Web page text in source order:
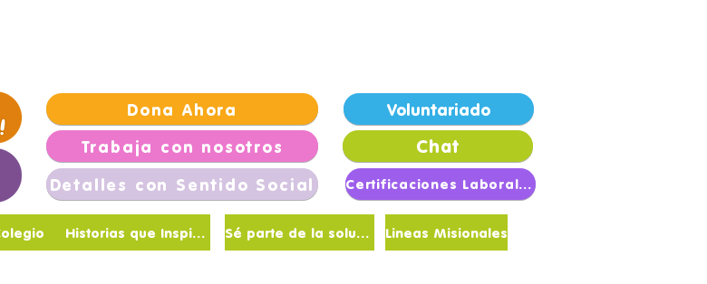
Dona Ahora
Trabaja con nosotros
Detalles con Sentido Social
Voluntariado
Chat
Certificaciones Laborales
Sé parte de la solución Lineas Misionales
Historias que Inspiran